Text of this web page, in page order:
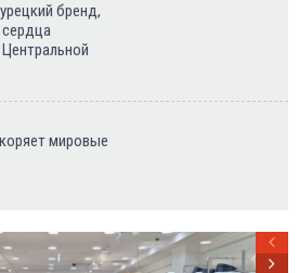
бренд,
мировые